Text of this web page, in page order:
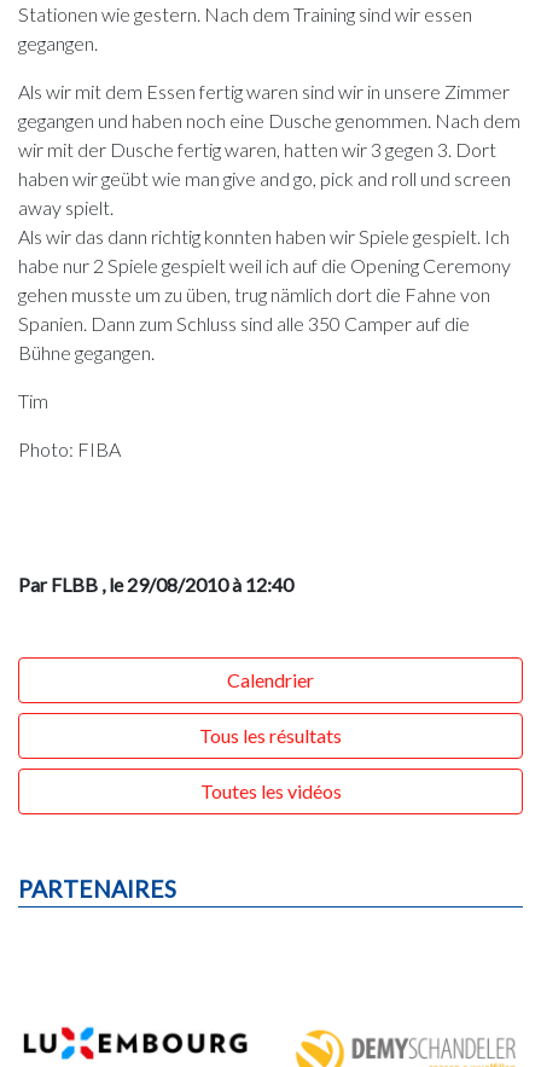
Stationen wie gestern. Nach dem Training sind wir essen
gegangen.
Als wir mit dem Essen fertig waren sind wir in unsere Zimmer
gegangen und haben noch eine Dusche genommen. Nach dem
wir mit der Dusche fertig waren, hatten wir 3 gegen 3. Dort
haben wir geübt wie man give and go, pick and roll und screen
away spielt.
Als wir das dann richtig konnten haben wir Spiele gespielt. Ich
habe nur 2 Spiele gespielt weil ich auf die Opening Ceremony
gehen musste um zu üben, trug nämlich dort die Fahne von
Spanien. Dann zum Schluss sind alle 350 Camper auf die
Bühne gegangen.
Tim
Photo: FIBA
Par FLBB , le 29/08/2010 à 12:40
Calendrier
Tous les résultats
Toutes les vidéos
PARTENAIRES